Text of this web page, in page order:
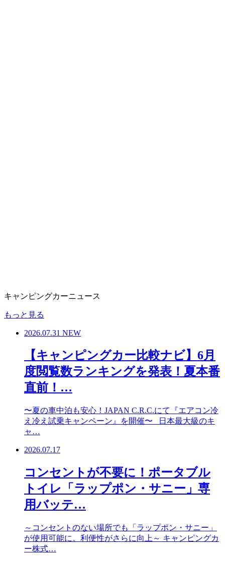
キャンピングカーニュース
もっと見る
2026.07.31 NEW
【キャンピングカー比較ナビ】6月
度閲覧数ランキングを発表！夏本番
直前！…
〜夏の車中泊も安心！JAPAN C.R.C.にて『エアコン冷
え冷え試乗キャンペーン』を開催〜 日本最大級のキ
ャ…
2026.07.17
コンセントが不要に！ポータブル
トイレ「ラップポン・サニー」専
用バッテ…
～コンセントのない場所でも「ラップポン・サニー」
が使用可能に。利便性がさらに向上～ キャンピングカ
ー株式…